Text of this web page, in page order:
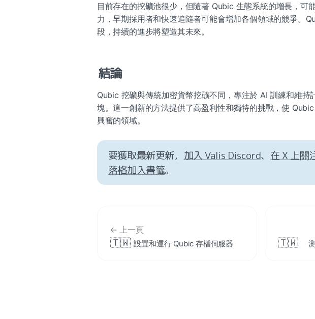
目前存在的挖礦池很少，但隨著 Qubic 生態系統的增長，可
力，早期採用者和快速追隨者可能會增加各個領域的競爭。
段，持續的進步將塑造其未來。
結論
Qubic 挖礦與傳統加密貨幣挖礦不同，專注於 AI 訓練和維持
塊。這一創新的方法提供了高盈利性和獨特的挑戰，使
興奮的領域。
要獲取最新更新， 加入 Valis Discord、 在 X 上關
落格加入書籤。
← 上一頁
🇹🇼 設置和運行 Qubic 存檔伺服器 🇹🇼